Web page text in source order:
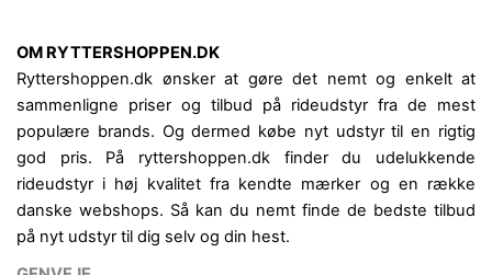
OM RYTTERSHOPPEN.DK
Ryttershoppen.dk ønsker at gøre det nemt og enkelt at
sammenligne priser og tilbud på rideudstyr fra de mest
populære brands. Og dermed købe nyt udstyr til en rigtig
god pris. På ryttershoppen.dk finder du udelukkende
rideudstyr i høj kvalitet fra kendte mærker og en række
danske webshops. Så kan du nemt finde de bedste tilbud
på nyt udstyr til dig selv og din hest.